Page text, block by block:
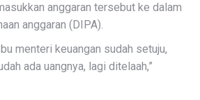
anggaran tersebut ke dalam
anggaran (DIPA).
menteri keuangan sudah setuju,
ada uangnya, lagi ditelaah,”